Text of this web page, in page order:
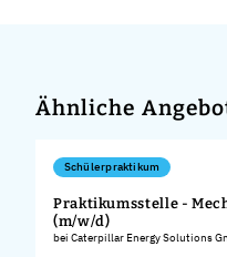
Ähnliche
Schülerpraktikum
Praktikumsstelle -
(m/w/d)
bei Caterpillar Energy Solutions